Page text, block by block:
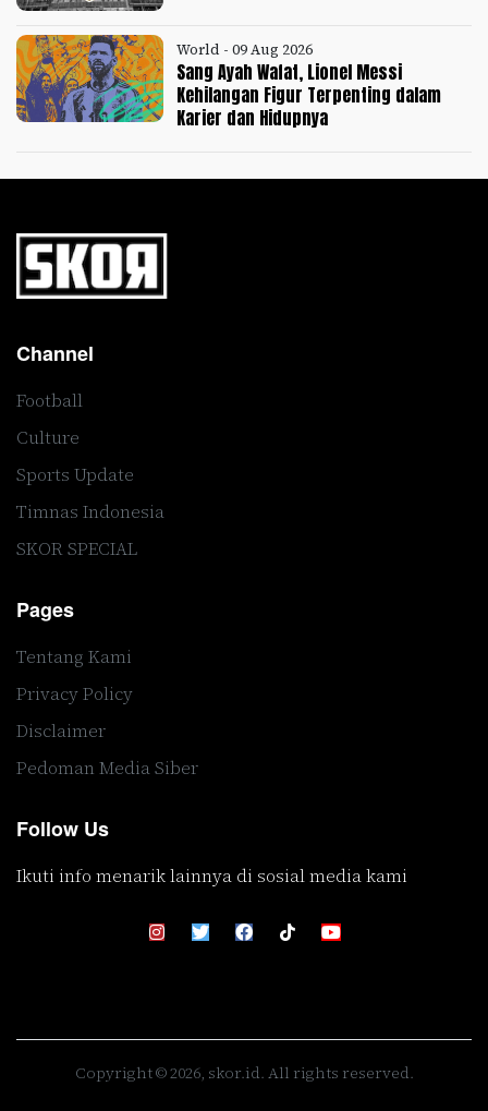
World - 09 Aug 2026
Sang Ayah Wafat, Lionel Messi
Kehilangan Figur Terpenting dalam
Karier dan Hidupnya
Channel
Football
Culture
Sports Update
Timnas Indonesia
SKOR SPECIAL
Pages
Tentang Kami
Privacy Policy
Disclaimer
Pedoman Media Siber
Follow Us
Ikuti info menarik lainnya di sosial media kami
Copyright © 2026, skor.id. All rights reserved.